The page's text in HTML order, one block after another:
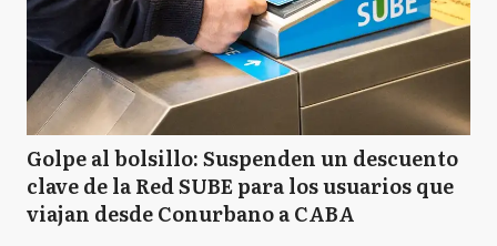
Golpe al bolsillo: Suspenden un descuento
clave de la Red SUBE para los usuarios que
viajan desde Conurbano a CABA